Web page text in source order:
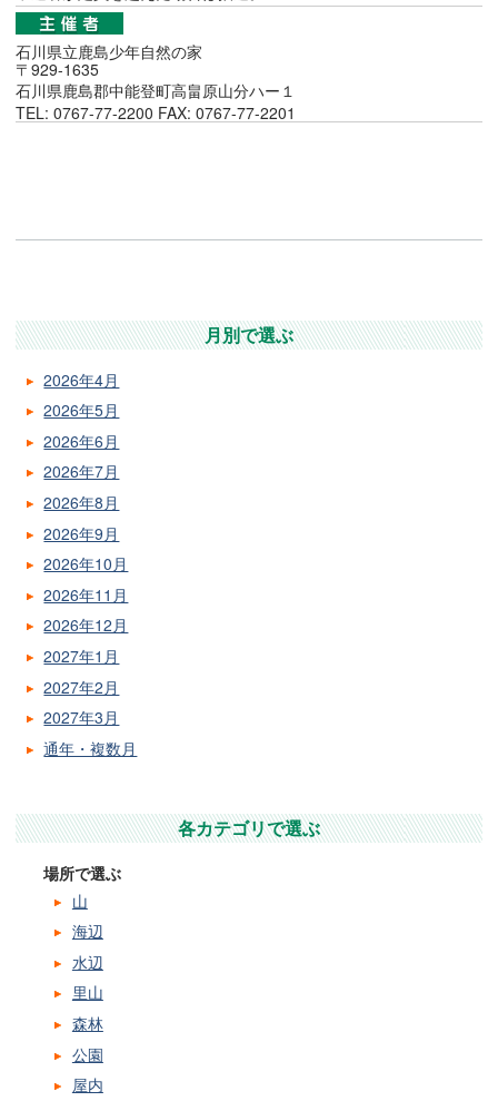
石川県立鹿島少年自然の家
〒929-1635
石川県鹿島郡中能登町高畠原山分ハー１
TEL: 0767-77-2200 FAX: 0767-77-2201
月別で選ぶ
2026年4月
2026年5月
2026年6月
2026年7月
2026年8月
2026年9月
2026年10月
2026年11月
2026年12月
2027年1月
2027年2月
2027年3月
通年・複数月
各カテゴリで選ぶ
場所で選ぶ
山
海辺
水辺
里山
森林
公園
屋内